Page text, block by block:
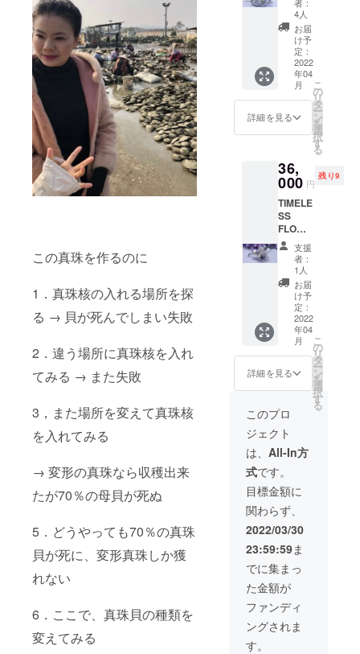
この真珠を作るのに
1．真珠核の入れる場所を探
る → 貝が死んでしまい失敗
2．違う場所に真珠核を入れ
てみる → また失敗
3，また場所を変えて真珠核
を入れてみる
→ 変形の真珠なら収穫出来
たが70％の母貝が死ぬ
5．どうやっても70％の真珠
貝が死に、変形真珠しか獲
れない
6．ここで、真珠貝の種類を
変えてみる
す。
で 目を
惹きま
すよ。
真珠は
選りす
ぐりで
とても
美しい
色テリ
ても難
しく 数
が作れ
ません
ので ぜ
ひ、お
早めに
手に入
れて下
さいね
通常
20000
円＋送
料880円
ですが
今回の
み 送料
15800
す。
ジー
ワール
着けて
いるだ
けで
パッと
明るく
なり 貴
女を圧
倒的に
ます。
Timeles
s
Flower
は 貴女
の人生
を共に
生き貴
女を圧
倒的に
輝かせ
ます そ
して
代々受
け継い
で頂け
る家宝
う ブ
ローチ
の枠は
日本の
熟練の
職人さ
んが 手
作りし
た 伝承
のワザ
でござ
います
非常に
時間の
かかっ
た作品
ですの
で ぜひ
4人
お届
け予
定：
2022
年04
月
詳細を見る
こ
の
リ
タ
ー
ン
を
選
択
す
る
36,
000 円
残り9
TIMELE
SS
FLOWE
R 真珠
のブー
ぞ
fromse
aの集大
成でご
ざいま
す ずっ
と ずっ
と貴女
を輝か
せろ！
と、命
じてお
きまし
た(^^)
貴女を
圧倒的
に 輝か
せ 人生
に寄り
添いま
す。 ３
Ｄアー
トのよ
うな立
体的な
ブロー
チです
この作
支援
者：
1人
お届
け予
定：
2022
年04
月
詳細を見る
こ
の
リ
タ
ー
ン
を
選
択
す
る
このプロ
ジェクト
は、 All-In方
式です。
目標金額に
関わらず、
2022/03/30
23:59:59ま
でに集まっ
た金額が
ファンディ
ングされま
す。